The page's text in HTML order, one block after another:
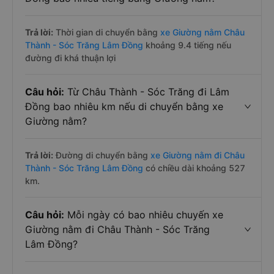
Trả lời: Thời gian di chuyển bằng xe Giường nằm Châu
Thành - Sóc Trăng Lâm Đồng khoảng 9.4 tiếng nếu
đường đi khá thuận lợi
Câu hỏi: Từ Châu Thành - Sóc Trăng đi Lâm
Đồng bao nhiêu km nếu di chuyển bằng xe
Giường nằm?
Trả lời: Đường di chuyển bằng xe Giường nằm đi Châu
Thành - Sóc Trăng Lâm Đồng có chiều dài khoảng 527
km.
Câu hỏi: Mỗi ngày có bao nhiêu chuyến xe
Giường nằm đi Châu Thành - Sóc Trăng
Lâm Đồng?